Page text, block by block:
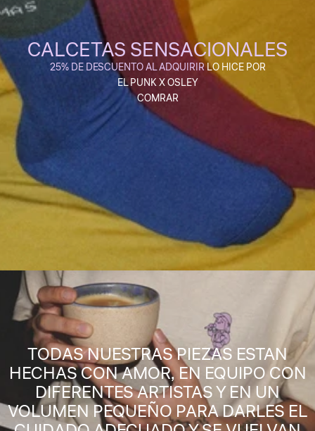
CALCETAS SENSACIONALES
25% DE DESCUENTO AL ADQUIRIRLO HICE POR
EL PUNK X OSLEY
COMRAR
TODAS NUESTRAS PIEZAS ESTAN
HECHAS CON AMOR, EN EQUIPO CON
DIFERENTES ARTISTAS Y EN UN
VOLUMEN PEQUEÑO PARA DARLES EL